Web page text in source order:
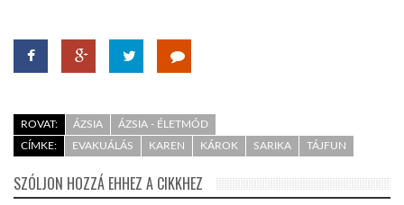
ROVAT: ÁZSIA
ÁZSIA - ÉLETMÓD
CÍMKE:
EVAKUÁLÁS KAREN KÁROK SARIKA TÁJFUN
SZÓLJON HOZZÁ EHHEZ A CIKKHEZ